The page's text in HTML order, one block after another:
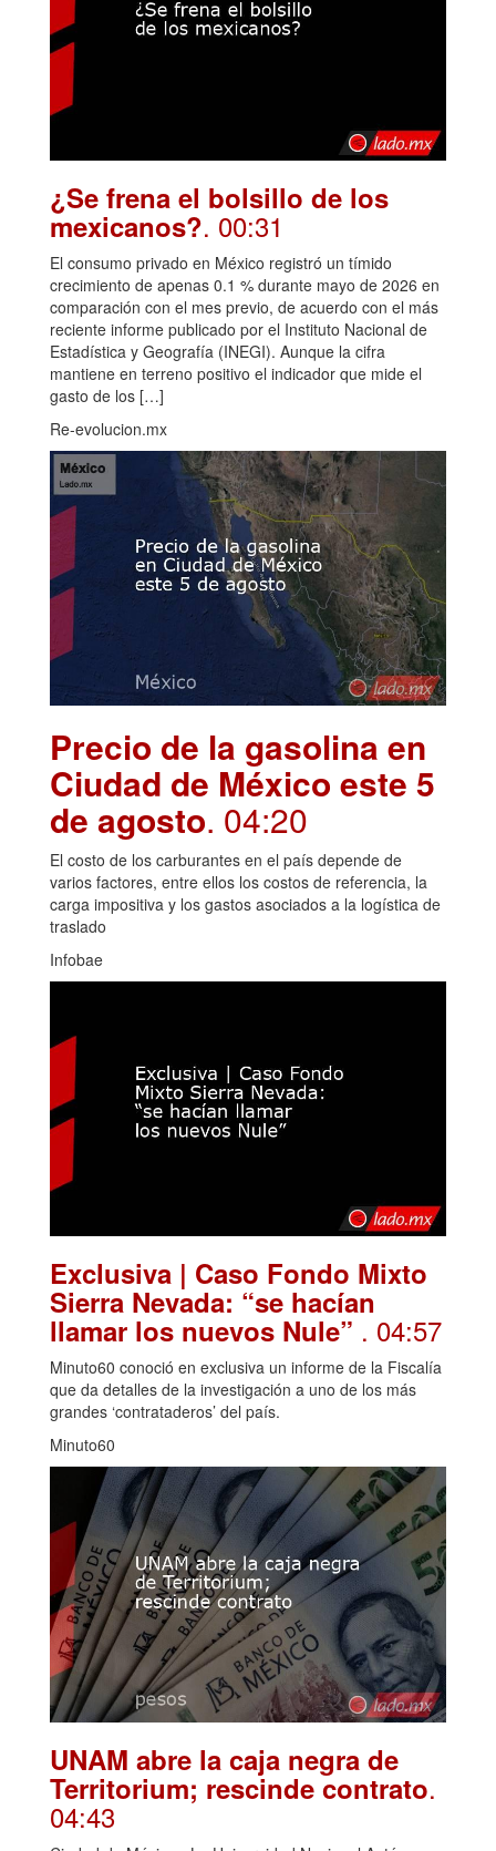
¿Se frena el bolsillo de los
mexicanos?. 00:31
El consumo privado en México registró un tímido
crecimiento de apenas 0.1 % durante mayo de 2026 en
comparación con el mes previo, de acuerdo con el más
reciente informe publicado por el Instituto Nacional de
Estadística y Geografía (INEGI). Aunque la cifra
mantiene en terreno positivo el indicador que mide el
gasto de los […]
Re-evolucion.mx
Precio de la gasolina en
Ciudad de México este 5
de agosto. 04:20
El costo de los carburantes en el país depende de
varios factores, entre ellos los costos de referencia, la
carga impositiva y los gastos asociados a la logística de
traslado
Infobae
Exclusiva | Caso Fondo Mixto
Sierra Nevada: “se hacían
llamar los nuevos Nule” . 04:57
Minuto60 conoció en exclusiva un informe de la Fiscalía
que da detalles de la investigación a uno de los más
grandes ‘contrataderos’ del país.
Minuto60
UNAM abre la caja negra de
Territorium; rescinde contrato.
04:43